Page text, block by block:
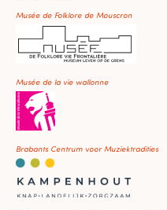
Musée de Folklore de Mouscron
Musée de la vie wallonne
Brabants Centrum voor Muziektradities